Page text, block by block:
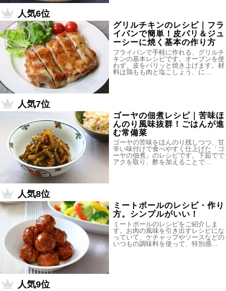
人気6位
グリルチキンのレシピ｜フラ
イパンで簡単！皮パリ＆ジュ
ーシーに焼く基本の作り方
フライパンで手軽に作れる、グリルチ
キンの基本レシピです。オーブンを使
わず、皮をパリッと焼き上げます。材
料は鶏もも肉と塩こしょう、に…
人気7位
ゴーヤの佃煮レシピ｜苦味ほ
んのり風味抜群！ごはんが進
む常備菜
ゴーヤの苦味をほんのり残しつつ、甘
辛い味付けで食べやすく仕上げた「ゴ
ーヤの佃煮」のレシピです。下茹でで
アクを取り、酢を加えることで…
人気8位
ミートボールのレシピ・作り
方。シンプルがいい！
ミートボールのレシピをご紹介しま
す。お肉の風味を引き出すレシピにな
っていて、ケチャップやソースなどの
いつもの調味料を使って、特別感…
人気9位